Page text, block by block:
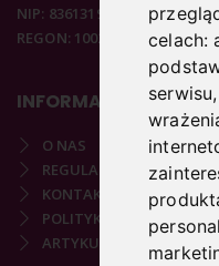
celach:
serwisu
NIP: 8361319313
REGON: 100297020
INFORMACJE
O NAS
REGULAMIN
KONTAKT
POLITYKA PRYWATNOŚCI
ARTYKUŁY